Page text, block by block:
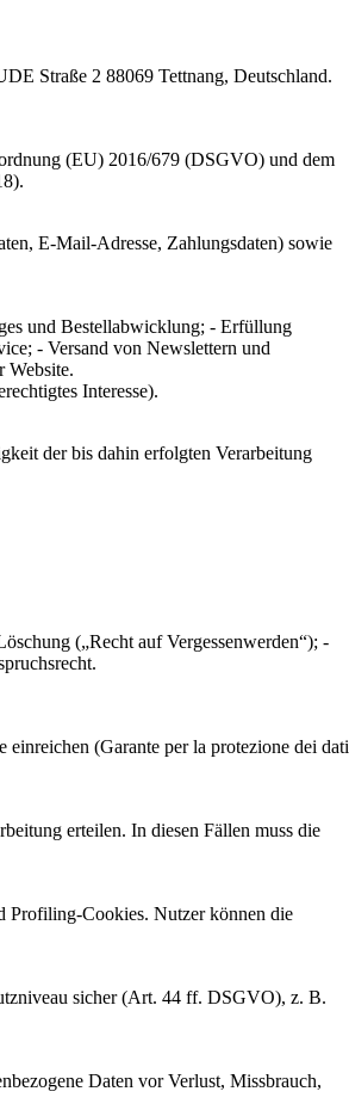
Straße 2 88069 Tettnang, Deutschland.
(EU) 2016/679 (DSGVO) und dem
E-Mail-Adresse, Zahlungsdaten) sowie
und Bestellabwicklung; - Erfüllung
- Versand von Newslettern und
Website.
Interesse).
der bis dahin erfolgten Verarbeitung
(„Recht auf Vergessenwerden“); -
(Garante per la protezione dei dati
erteilen. In diesen Fällen muss die
Profiling-Cookies. Nutzer können die
sicher (Art. 44 ff. DSGVO), z. B.
Daten vor Verlust, Missbrauch,